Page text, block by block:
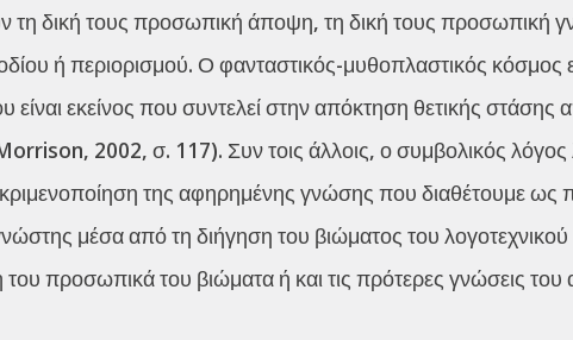
τη δική τους προσωπική άποψη, τη δική τους προσωπική
ή περιορισμού. Ο φανταστικός-μυθοπλαστικός κόσμος
είναι εκείνος που συντελεί στην απόκτηση θετικής στάσης
2002, σ. 117). Συν τοις άλλοις, ο συμβολικός λόγος
της αφηρημένης γνώσης που διαθέτουμε ως
μέσα από τη διήγηση του βιώματος του
προσωπικά του βιώματα ή και τις πρότερες γνώσεις του